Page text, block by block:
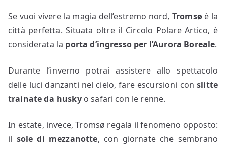
Se vuoi vivere la magia dell’estremo nord, Tromsøè la
città perfetta. Situata oltre il Circolo Polare Artico, è
considerata la porta d’ingresso per l’Aurora Boreale.
Durante l’inverno potrai assistere allo spettacolo
delle luci danzanti nel cielo, fare escursioni conslitte
trainate da huskyo safari con le renne.
In estate, invece, Tromsø regala il fenomeno opposto:
il sole di mezzanotte, con giornate che sembrano